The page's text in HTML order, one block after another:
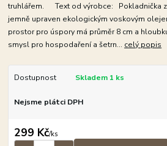
truhlářem. Text od výrobce: Pokladnička z
jemně upraven ekologickým voskovým
prostor pro úspory má průměr 8 cm a
smysl pro hospodaření a šetrn... celý popis
Dostupnost Skladem 1 ks
Nejsme plátci DPH
299 Kč/ks